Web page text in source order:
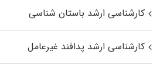
کارشناسی ارشد باستان شناسی
کارشناسی ارشد پدافند غیرعامل